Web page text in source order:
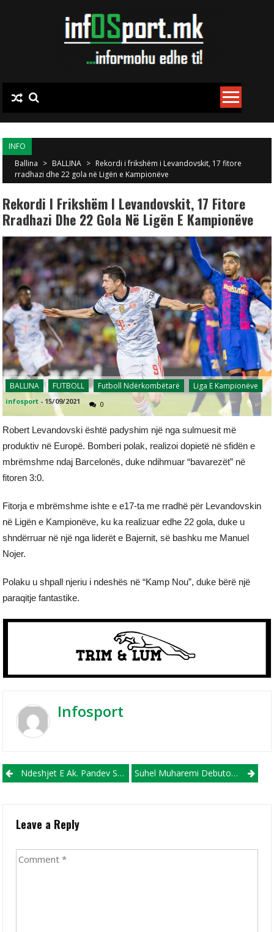
INFO
Ballina > BALLINA > Rekordi i frikshëm i Levandovskit, 17 fitore
rradhazi dhe 22 gola në Ligën e Kampionëve
Rekordi I Frikshëm I Levandovskit, 17 Fitore
Rradhazi Dhe 22 Gola Në Ligën E Kampionëve
BALLINA FUTBOLL Futboll Ndërkombëtarë Liga E Kampionëve
infosport - 15/09/2021 0
Robert Levandovski është padyshim një nga sulmuesit më
produktiv në Europë. Bomberi polak, realizoi dopietë në sfidën e
mbrëmshme ndaj Barcelonës, duke ndihmuar “bavarezët” në
fitoren 3:0.
Fitorja e mbrëmshme ishte e e17-ta me rradhë për Levandovskin
në Ligën e Kampionëve, ku ka realizuar edhe 22 gola, duke u
shndërruar në një nga liderët e Bajernit, së bashku me Manuel
Nojer.
Polaku u shpall njeriu i ndeshës në “Kamp Nou”, duke bërë një
paraqitje fantastike.
Infosport
Post navigation
Ndeshjet E Ak. Pandev Së Shpejti Do Të Transmetohen Në “Sport Klub” Suhel Muharemi Debuton Me Struga Trim Lum
Leave a Reply